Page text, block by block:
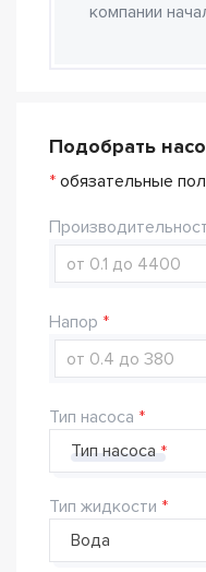
компании
Подобрать
* обязательные
Напор
Тип насоса
Тип насоса
Тип жидкости